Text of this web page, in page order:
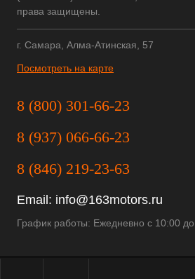
права защищены.
г. Самара, Алма-Атинская, 57
Посмотреть на карте
8 (800) 301-66-23
8 (937) 066-66-23
8 (846) 219-23-63
Email: info@163motors.ru
График работы: Ежедневно с 10:00